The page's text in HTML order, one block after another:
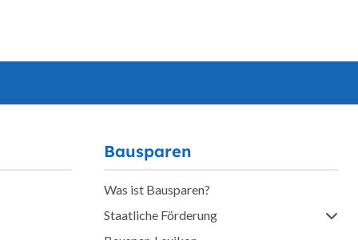
Bausparen
Was ist Bausparen?
Staatliche Förderung